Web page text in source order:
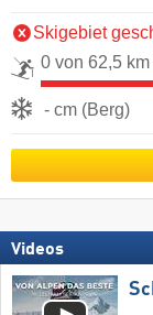
Skigebiet
0 von 62,5
- cm (Berg)
Videos